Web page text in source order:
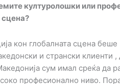
културолошки или
сцена?
кон глобалната сцена
и странски клиенти
сум имал среќа да
професионално ниво.